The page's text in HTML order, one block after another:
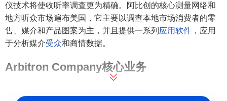
仪技术将使收听率调查更为精确。阿比创的核心测量网络和
地方听众市场遍布美国，它主要以调查本地市场消费者的零
售、媒介和产品图案为主，并且提供一系列 应用软件 ，应用
于分析媒介受众和商情数据。
Arbitron Company核心业务